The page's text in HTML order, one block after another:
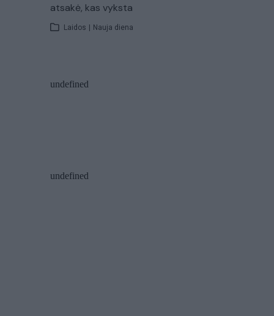
atsakė, kas vyksta
Laidos | Nauja diena